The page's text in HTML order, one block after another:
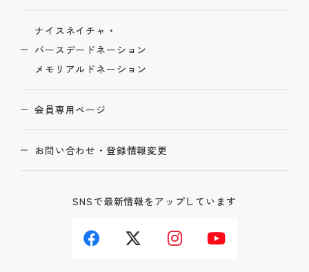
ナイスネイチャ・
バースデードネーション
メモリアルドネーション
会員専用ページ
お問い合わせ・登録情報変更
SNSで最新情報をアップしています